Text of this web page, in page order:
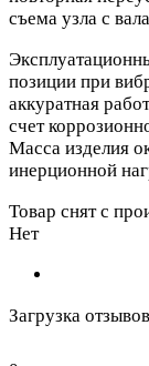
съема узла с
позиции при
аккуратная
счет
Масса изделия
инерционной
Товар снят с
Нет
Загрузка